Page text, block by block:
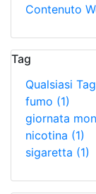
Contenuto
Tag
Qualsiasi Tag
fumo (1)
giornata
nicotina (1)
sigaretta (1)